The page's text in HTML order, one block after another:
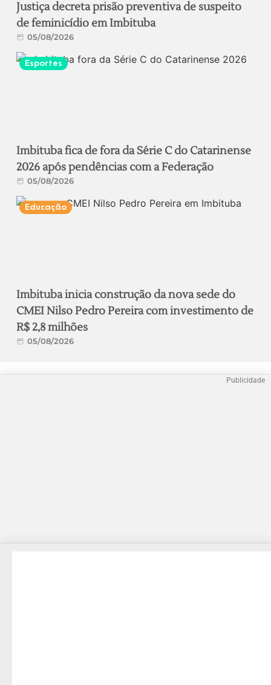
Justiça decreta prisão preventiva de suspeito
de feminicídio em Imbituba
05/08/2026
Esportes
Imbituba fica de fora da Série C do Catarinense
2026 após pendências com a Federação
05/08/2026
Educação
Imbituba inicia construção da nova sede do
CMEI Nilso Pedro Pereira com investimento de
R$ 2,8 milhões
05/08/2026
Publicidade